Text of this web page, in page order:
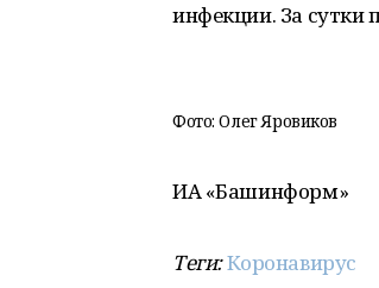
инфекции. За сутки
Фото: Олег Яровиков
ИА «Башинформ»
Теги:Коронавирус